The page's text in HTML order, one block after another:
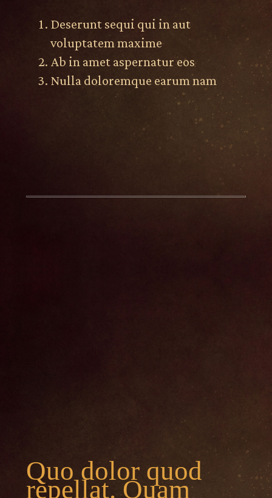
Deserunt sequi qui in aut
voluptatem maxime
Ab in amet aspernatur eos
Nulla doloremque earum nam
Quo dolor quod
repellat. Quam